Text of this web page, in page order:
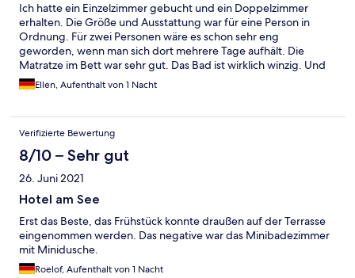
Ich hatte ein Einzelzimmer gebucht und ein Doppelzimmer
erhalten. Die Größe und Ausstattung war für eine Person in
Ordnung. Für zwei Personen wäre es schon sehr eng
geworden, wenn man sich dort mehrere Tage aufhält. Die
Matratze im Bett war sehr gut. Das Bad ist wirklich winzig. Und
der Einstieg in die Dusche sehr schmal.
Ellen, Aufenthalt von 1 Nacht
Verifizierte Bewertung
8/10 – Sehr gut
26. Juni 2021
Hotel am See
Erst das Beste, das Frühstück konnte draußen auf der Terrasse
eingenommen werden. Das negative war das Minibadezimmer
mit Minidusche.
Roelof, Aufenthalt von 1 Nacht